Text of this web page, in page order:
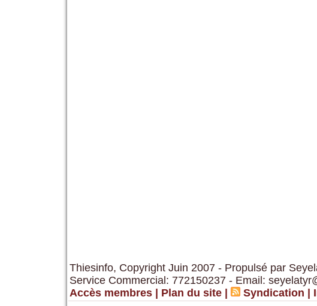
Thiesinfo, Copyright Juin 2007 - Propulsé par
Service Commercial: 772150237 - Email:
Accès membres
Plan du site Syndication